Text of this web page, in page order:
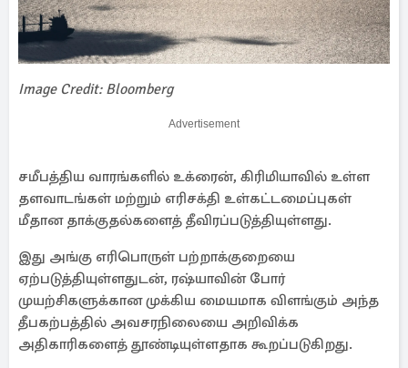
Image Credit: Bloomberg
Advertisement
சமீபத்திய வாரங்களில் உக்ரைன், கிரிமியாவில் உள்ள
தளவாடங்கள் மற்றும் எரிசக்தி உள்கட்டமைப்புகள்
மீதான தாக்குதல்களைத் தீவிரப்படுத்தியுள்ளது.
இது அங்கு எரிபொருள் பற்றாக்குறையை
ஏற்படுத்தியுள்ளதுடன், ரஷ்யாவின் போர்
முயற்சிகளுக்கான முக்கிய மையமாக விளங்கும் அந்த
தீபகற்பத்தில் அவசரநிலையை அறிவிக்க
அதிகாரிகளைத் தூண்டியுள்ளதாக கூறப்படுகிறது.